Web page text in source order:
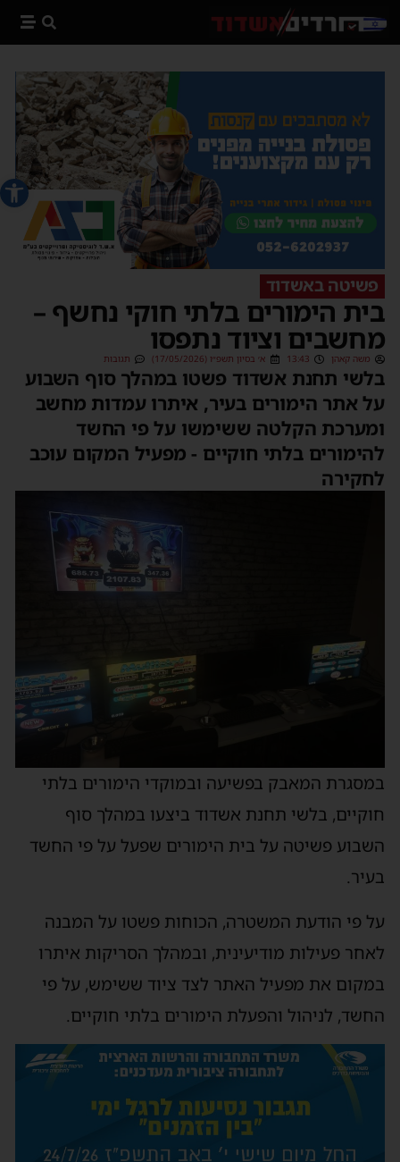
פתח
פשיטה באשדוד
בית הימורים בלתי חוקי נחשף –
מחשבים וציוד נתפסו
משה קאהן 13:43 א׳ בסיון תשפ״ו (17/05/2026) תגובות
בלשי תחנת אשדוד פשטו במהלך סוף השבוע
על אתר הימורים בעיר, איתרו עמדות מחשב
ומערכת הקלטה ששימשו על פי החשד
להימורים בלתי חוקיים - מפעיל המקום עוכב
לחקירה
במסגרת המאבק בפשיעה ובמוקדי הימורים בלתי
חוקיים, בלשי תחנת אשדוד ביצעו במהלך סוף
השבוע פשיטה על בית הימורים שפעל על פי החשד
בעיר.
על פי הודעת המשטרה, הכוחות פשטו על המבנה
לאחר פעילות מודיעינית, ובמהלך הסריקות איתרו
במקום את מפעיל האתר לצד ציוד ששימש, על פי
החשד, לניהול והפעלת הימורים בלתי חוקיים.